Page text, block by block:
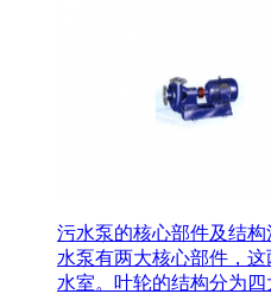
污水泵的核心部件及结构
水泵有两大核心部件，
水室。叶轮的结构分为